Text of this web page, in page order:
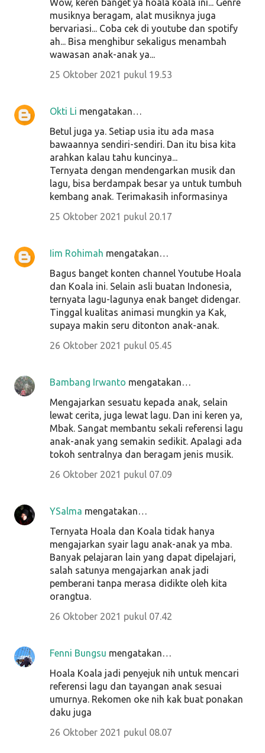
musiknya beragam, alat musiknya juga
bervariasi... Coba cek di youtube dan spotify
ah... Bisa menghibur sekaligus menambah
wawasan anak-anak ya...
25 Oktober 2021 pukul 19.53
Okti Li mengatakan…
Betul juga ya. Setiap usia itu ada masa
bawaannya sendiri-sendiri. Dan itu bisa kita
arahkan kalau tahu kuncinya...
Ternyata dengan mendengarkan musik dan
lagu, bisa berdampak besar ya untuk tumbuh
kembang anak. Terimakasih informasinya
25 Oktober 2021 pukul 20.17
Iim Rohimah mengatakan…
Bagus banget konten channel Youtube Hoala
dan Koala ini. Selain asli buatan Indonesia,
ternyata lagu-lagunya enak banget didengar.
Tinggal kualitas animasi mungkin ya Kak,
supaya makin seru ditonton anak-anak.
26 Oktober 2021 pukul 05.45
Bambang Irwanto mengatakan…
Mengajarkan sesuatu kepada anak, selain
lewat cerita, juga lewat lagu. Dan ini keren ya,
Mbak. Sangat membantu sekali referensi lagu
anak-anak yang semakin sedikit. Apalagi ada
tokoh sentralnya dan beragam jenis musik.
26 Oktober 2021 pukul 07.09
YSalma mengatakan…
Ternyata Hoala dan Koala tidak hanya
mengajarkan syair lagu anak-anak ya mba.
Banyak pelajaran lain yang dapat dipelajari,
salah satunya mengajarkan anak jadi
pemberani tanpa merasa didikte oleh kita
orangtua.
26 Oktober 2021 pukul 07.42
Fenni Bungsu mengatakan…
Hoala Koala jadi penyejuk nih untuk mencari
referensi lagu dan tayangan anak sesuai
umurnya. Rekomen oke nih kak buat ponakan
daku juga
26 Oktober 2021 pukul 08.07